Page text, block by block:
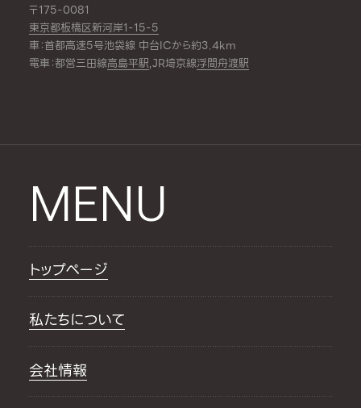
〒175-0081
東京都板橋区新河岸1-15-5
車：首都高速5号池袋線 中台ICから約3.4km
電車：都営三田線高島平駅,JR埼京線浮間舟渡駅
MENU
トップページ
私たちについて
会社情報